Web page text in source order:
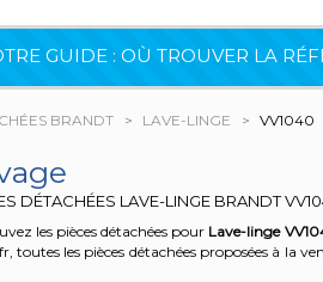
GUIDE : OÙ TROUVER LA
BRANDT LAVE-LINGE VV1040
DÉTACHÉES LAVE-LINGE BRANDT
les pièces détachées pour Lave-linge
toutes les pièces détachées proposées à la